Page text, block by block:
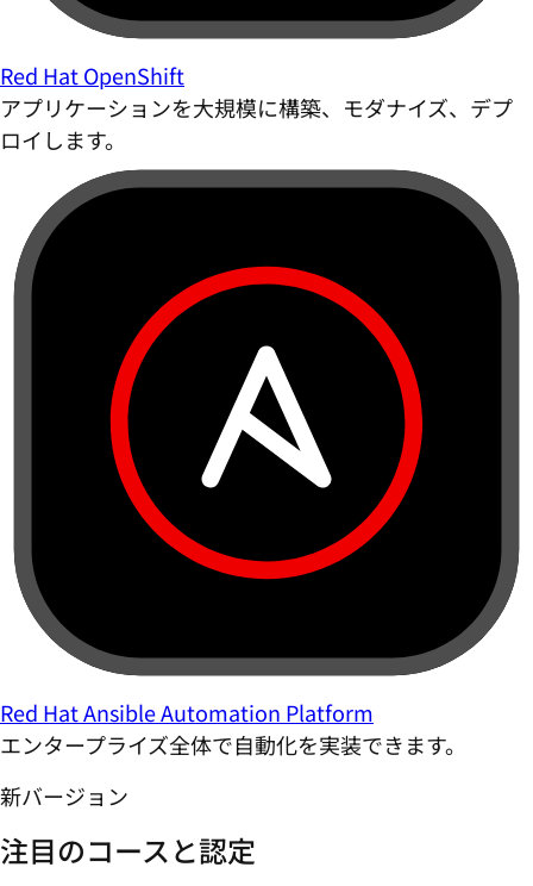
Red Hat OpenShift
アプリケーションを大規模に構築、モダナイズ、デプ
ロイします。
Red Hat Ansible Automation Platform
エンタープライズ全体で自動化を実装できます。
新バージョン
注目のコースと認定